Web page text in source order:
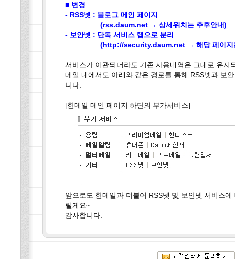
■ 변경
- RSS넷 : 블로그 메인 페이지
(rss.daum.net → 상세위치는 추후안내)
- 보안넷 : 단독 서비스 탭으로 분리
(http://security.daum.net → 해당 페이지는
서비스가 이관되더라도 기존 사용내역은 그대로 유지
메일 내에서도 아래와 같은 경로를 통해 RSS넷과 보
니다.
[한메일 메인 페이지 하단의 부가서비스]
앞으로도 한메일과 더불어 RSS넷 및 보안넷 서비스
릴게요~
감사합니다.